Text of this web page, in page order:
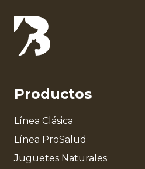
Productos
Línea Clásica
Línea ProSalud
Juguetes Naturales